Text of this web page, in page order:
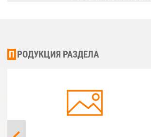
ПРОДУКЦИЯ РАЗДЕЛА